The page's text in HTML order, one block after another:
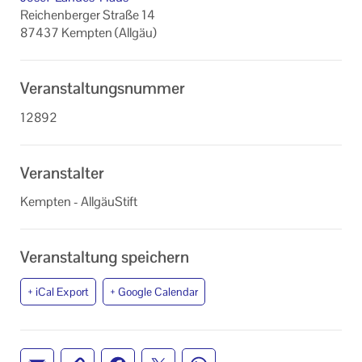
Reichenberger Straße 14
87437 Kempten (Allgäu)
Veranstaltungsnummer
12892
Veranstalter
Kempten - AllgäuStift
Veranstaltung speichern
+ iCal Export + Google Calendar